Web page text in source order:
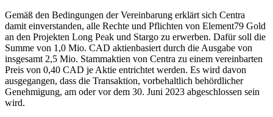
Gemäß den Bedingungen der Vereinbarung erklärt sich Centra
damit einverstanden, alle Rechte und Pflichten von Element79 Gold
an den Projekten Long Peak und Stargo zu erwerben. Dafür soll die
Summe von 1,0 Mio. CAD aktienbasiert durch die Ausgabe von
insgesamt 2,5 Mio. Stammaktien von Centra zu einem vereinbarten
Preis von 0,40 CAD je Aktie entrichtet werden. Es wird davon
ausgegangen, dass die Transaktion, vorbehaltlich behördlicher
Genehmigung, am oder vor dem 30. Juni 2023 abgeschlossen sein
wird.